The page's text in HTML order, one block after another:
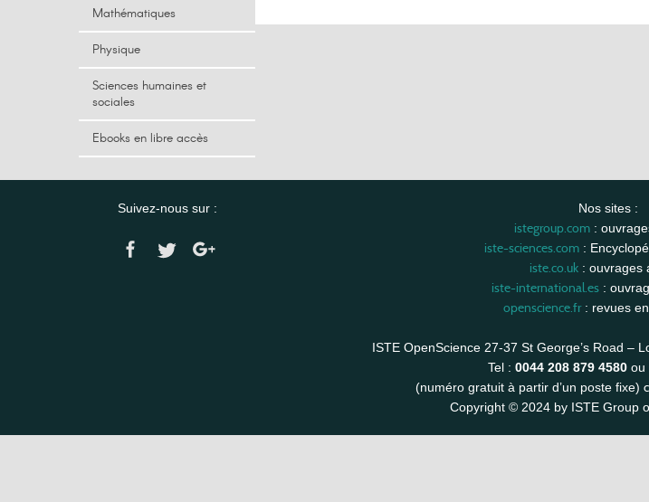
Mathématiques
Physique
Sciences humaines et
sociales
Ebooks en libre accès
Suivez-nous sur : Nos sites :
istegroup.com:
iste-sciences.com:
iste.co.uk : ouvrages
iste-international.es:
openscience.fr: revues
ISTE OpenScience 27-37 St George’s Road –
Tel : 0044 208 879 4580 ou
(numéro gratuit à partir d’un poste fixe)
Copyright © 2024 by ISTE Group